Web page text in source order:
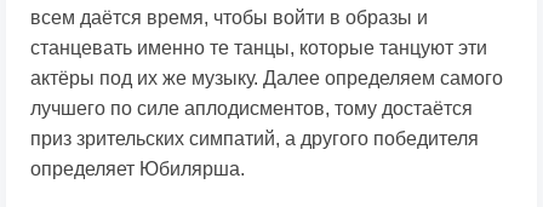
всем даётся время, чтобы войти в образы и
станцевать именно те танцы, которые танцуют эти
актёры под их же музыку. Далее определяем самого
лучшего по силе аплодисментов, тому достаётся
приз зрительских симпатий, а другого победителя
определяет Юбилярша.